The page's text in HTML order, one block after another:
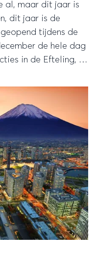
al, maar dit jaar is
dit jaar is de
tijdens de
de hele dag
in de Efteling, of